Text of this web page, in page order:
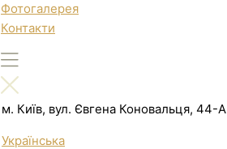
Фотогалерея
Контакти
м. Київ, вул. Євгена Коновальця, 44-А
Українська